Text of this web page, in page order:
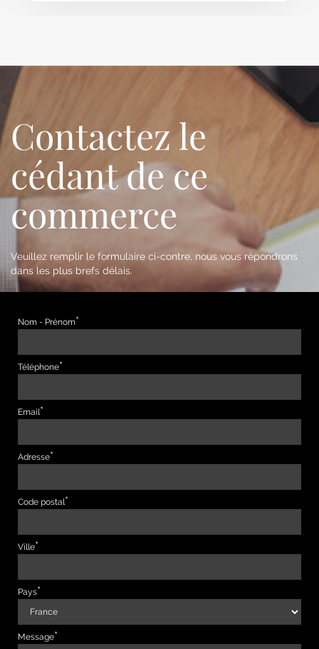
Contactez le
cédant de ce
commerce
Veuillez remplir le formulaire ci-contre, nous vous répondrons
dans les plus brefs délais.
Nom - Prénom
Téléphone
Email
Adresse
Code postal
Ville
Pays
Message